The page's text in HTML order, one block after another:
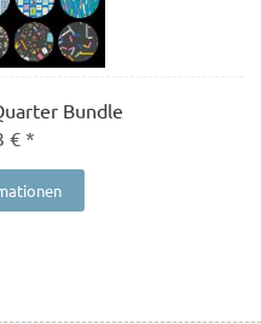
Bundle
€ *